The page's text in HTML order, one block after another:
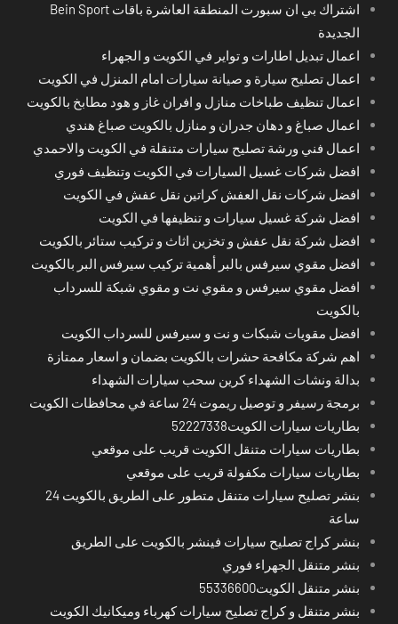
اشتراك بي ان سبورت المنطقة العاشرة باقات Bein Sport
الجديدة
اعمال تبديل اطارات و تواير في الكويت و الجهراء
اعمال تصليح سيارة و صيانة سيارات امام المنزل في الكويت
اعمال تنظيف طباخات منازل و افران غاز و هود مطابخ بالكويت
اعمال صباغ و دهان جدران و منازل بالكويت صباغ هندي
اعمال فني ورشة تصليح سيارات متنقلة في الكويت والاحمدي
افضل شركات غسيل السيارات في الكويت وتنظيف فوري
افضل شركات نقل العفش كراتين نقل عفش في الكويت
افضل شركة غسيل سيارات و تنظيفها في الكويت
افضل شركة نقل عفش و تخزين اثاث و تركيب ستائر بالكويت
افضل مقوي سيرفس بالبر أهمية تركيب سيرفس البر بالكويت
افضل مقوي سيرفس و مقوي نت و مقوي شبكة للسرداب
بالكويت
افضل مقويات شبكات و نت و سيرفس للسرداب الكويت
اهم شركة مكافحة حشرات بالكويت بضمان و اسعار ممتازة
بدالة ونشات الشهداء كرين سحب سيارات الشهداء
برمجة رسيفر و توصيل ريموت 24 ساعة في محافظات الكويت
بطاريات سيارات الكويت52227338
بطاريات سيارات متنقل الكويت قريب على موقعي
بطاريات سيارات مكفولة قريب على موقعي
بنشر تصليح سيارات متنقل متطور على الطريق بالكويت 24
ساعة
بنشر كراج تصليح سيارات فينشر بالكويت على الطريق
بنشر متنقل الجهراء فوري
بنشر متنقل الكويت55336600
بنشر متنقل و كراج تصليح سيارات كهرباء وميكانيك الكويت